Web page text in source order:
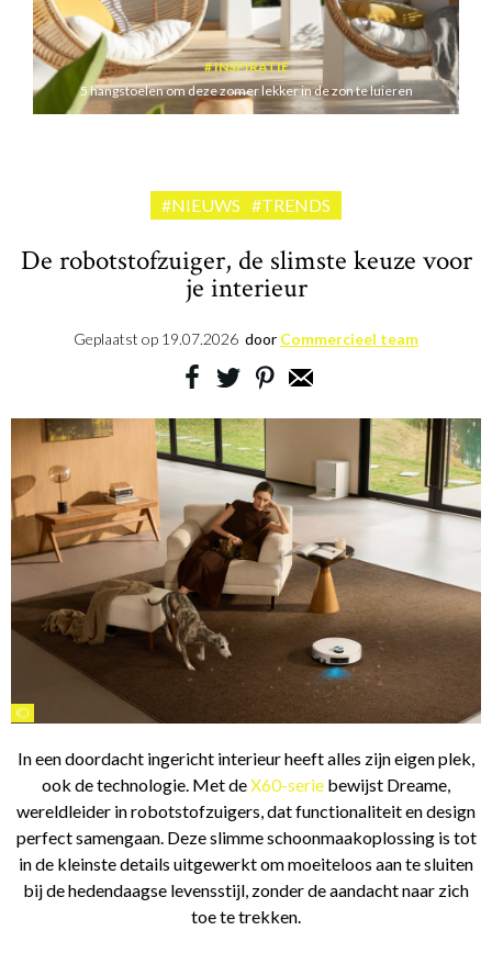
INSPIRATIE
5 hangstoelen om deze zomer lekker in de zon te luieren
#NIEUWS #TRENDS
De robotstofzuiger, de slimste keuze voor
je interieur
Geplaatst op 19.07.2026 door Commercieel team
©
In een doordacht ingericht interieur heeft alles zijn eigen plek,
ook de technologie. Met deX60-serie bewijst Dreame,
wereldleider in robotstofzuigers, dat functionaliteit en design
perfect samengaan. Deze slimme schoonmaakoplossing is tot
in de kleinste details uitgewerkt om moeiteloos aan te sluiten
bij de hedendaagse levensstijl, zonder de aandacht naar zich
toe te trekken.